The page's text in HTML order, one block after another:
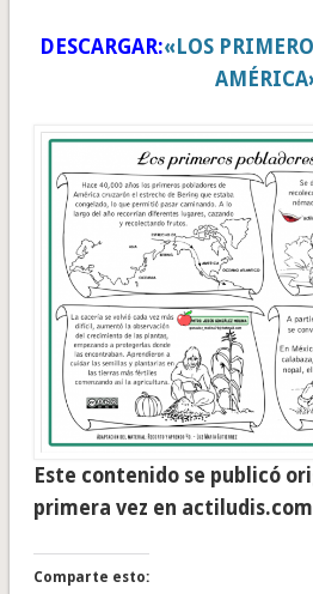
DESCARGAR:«LOS
Este contenido se publicó
primera vez en
Comparte esto: